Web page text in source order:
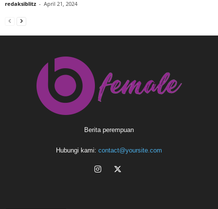
redaksiblitz - April 21, 2024
Berita perempuan
Hubungi kami: contact@yoursite.com